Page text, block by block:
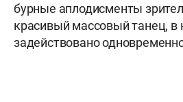
бурные аплодисменты
красивый массовый танец, в
задействовано